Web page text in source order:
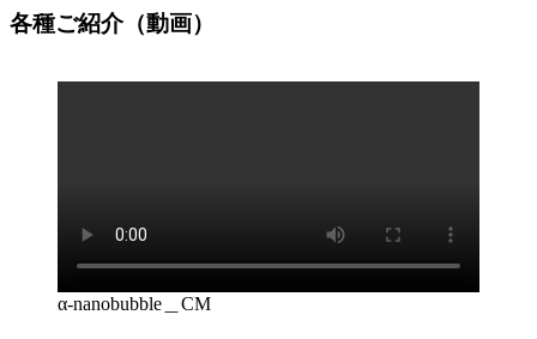
各種ご紹介（動画）
α-nanobubble＿CM